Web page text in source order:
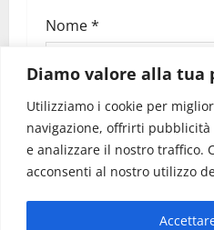
Diamo valore alla tua
Utilizziamo i cookie per
navigazione, offrirti
e analizzare il nostro traffico.
acconsenti al nostro utilizzo
Nome*
Email
Sito web